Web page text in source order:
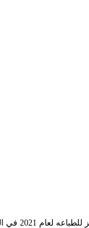
2021 في المملكة